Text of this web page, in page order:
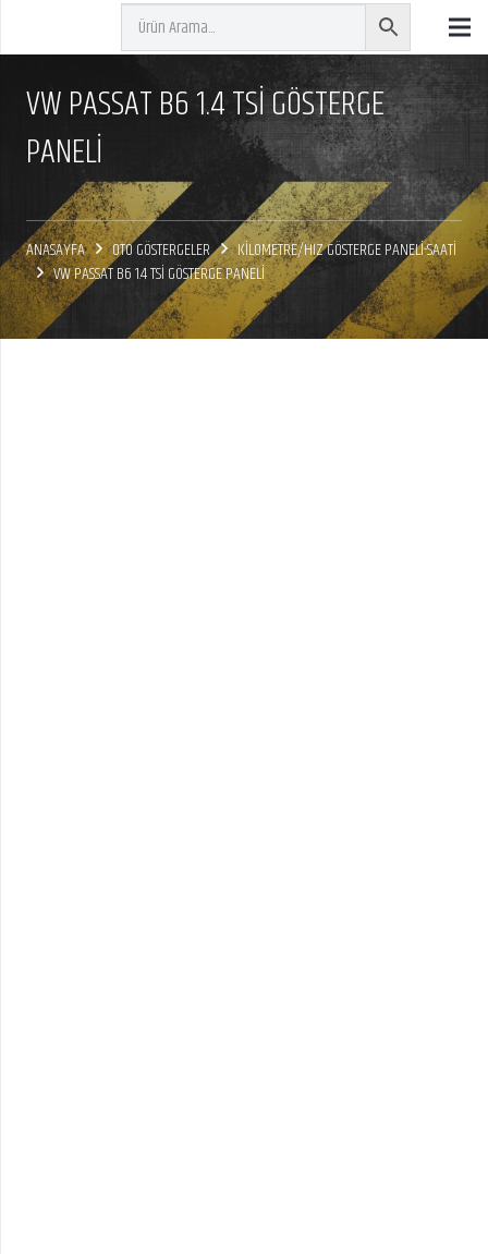
VW PASSAT B6 1.4 TSİ GÖSTERGE
PANELİ
ANASAYFA OTO GÖSTERGELER
KİLOMETRE/HIZ GÖSTERGE PANELİ-SAATİ
VW PASSAT B6 1.4 TSİ GÖSTERGE PANELİ